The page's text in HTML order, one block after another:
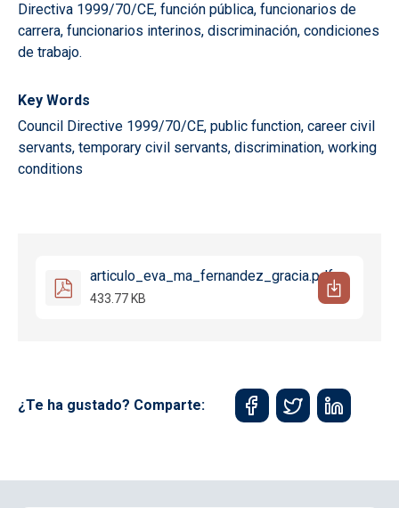
Directiva 1999/70/CE, función pública, funcionarios de
carrera, funcionarios interinos, discriminación, condiciones
de trabajo.
Key Words
Council Directive 1999/70/CE, public function, career civil
servants, temporary civil servants, discrimination, working
conditions
articulo_eva_ma_fernandez_gracia.pdf
433.77 KB
¿Te ha gustado? Comparte: